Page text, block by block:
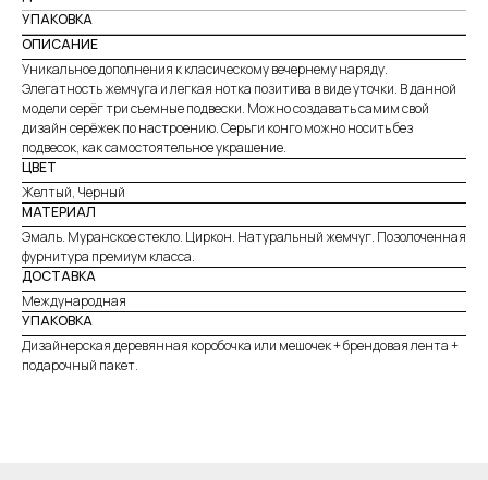
УПАКОВКА
ОПИСАНИЕ
Уникальное дополнения к класическому вечернему наряду.
Элегатность жемчуга и легкая нотка позитива в виде уточки. В данной
модели серёг три съемные подвески. Можно создавать самим свой
дизайн серёжек по настроению. Серьги конго можно носить без
подвесок, как самостоятельное украшение.
ЦВЕТ
Желтый, Черный
МАТЕРИАЛ
Эмаль. Муранское стекло. Циркон. Натуральный жемчуг. Позолоченная
фурнитура премиум класса.
ДОСТАВКА
Международная
УПАКОВКА
Дизайнерская деревянная коробочка или мешочек + брендовая лента +
подарочный пакет.